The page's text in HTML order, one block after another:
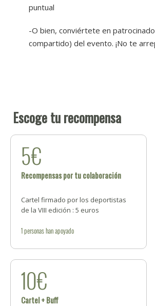
puntual
-O bien, conviértete en
compartido) del evento. ¡No te
Escoge tu recompensa
5€
Recompensas por tu colaboración
Cartel firmado por los deportistas
de la VIII edición : 5 euros
1personashan apoyado
10€
Cartel + Buff